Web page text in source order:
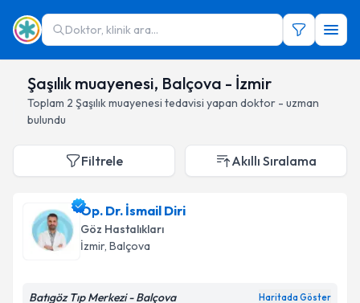
Doktor, klinik ara...
Şaşılık muayenesi, Balçova - İzmir
Toplam 2 Şaşılık muayenesi tedavisi yapan doktor - uzman
bulundu
Filtrele Akıllı Sıralama
Op. Dr. İsmail Diri
Göz Hastalıkları
İzmir, Balçova
Batıgöz Tıp Merkezi - Balçova Haritada Göster